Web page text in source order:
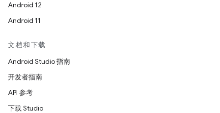
Android 12
Android 11
文档和下载
Android Studio 指南
开发者指南
API 参考
下载 Studio